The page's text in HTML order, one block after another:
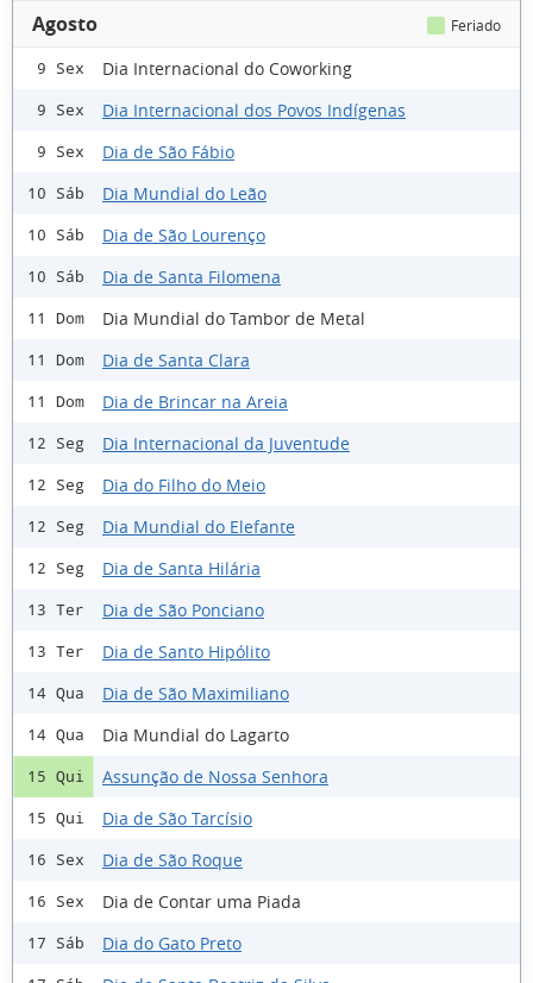
Agosto Feriado
9 Sex Dia Internacional do Coworking
9 Sex Dia Internacional dos Povos Indígenas
9 Sex Dia de São Fábio
10 Sáb Dia Mundial do Leão
10 Sáb Dia de São Lourenço
10 Sáb Dia de Santa Filomena
11 Dom Dia Mundial do Tambor de Metal
11 Dom Dia de Santa Clara
11 Dom Dia de Brincar na Areia
12 Seg Dia Internacional da Juventude
12 Seg Dia do Filho do Meio
12 Seg Dia Mundial do Elefante
12 Seg Dia de Santa Hilária
13 Ter Dia de São Ponciano
13 Ter Dia de Santo Hipólito
14 Qua Dia de São Maximiliano
14 Qua Dia Mundial do Lagarto
15 Qui Assunção de Nossa Senhora
15 Qui Dia de São Tarcísio
16 Sex Dia de São Roque
16 Sex Dia de Contar uma Piada
17 Sáb Dia do Gato Preto